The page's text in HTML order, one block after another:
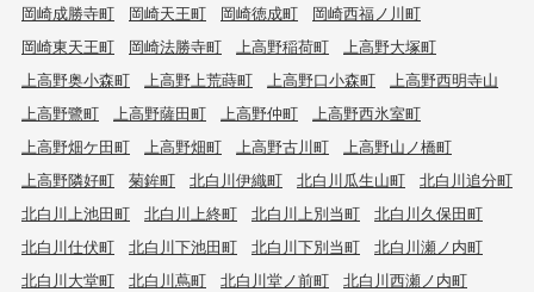
岡崎成勝寺町
岡崎天王町 岡崎徳成町
岡崎西福ノ川町
岡崎東天王町
岡崎法勝寺町 上高野稲荷町
上高野大塚町
上高野奥小森町
上高野上荒蒔町 上高野口小森町
上高野西明寺山
上高野鷺町
上高野薩田町 上高野仲町
上高野西氷室町
上高野畑ケ田町
上高野畑町 上高野古川町
上高野山ノ橋町
上高野隣好町
菊鉾町 北白川伊織町 北白川瓜生山町
北白川追分町
北白川上池田町
北白川上終町 北白川上別当町
北白川久保田町
北白川仕伏町
北白川下池田町 北白川下別当町
北白川瀬ノ内町
北白川大堂町
北白川蔦町 北白川堂ノ前町
北白川西瀬ノ内町